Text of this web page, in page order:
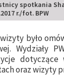
spotkania
r./fot. BPW
było
Wydziały
dotyczące
oraz wizyty